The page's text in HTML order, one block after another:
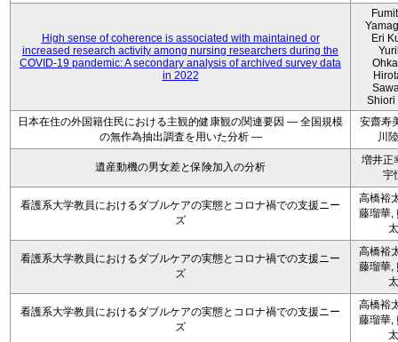
High sense of coherence is associated with maintained or
increased research activity among nursing researchers during the
COVID-19 pandemic: A secondary analysis of archived survey data
in 2022
Eri
Shiori
日本在住の外国籍住民における主観的健康観の関連要因 ― 全国規模
の無作為抽出調査を用いた分析 ―
安齋寿
川
遺産動機の男女差と保険加入の分析
増井正
宇
看護系大学教員におけるダブルケアの実態とコロナ禍での支援ニー
ズ
高橋裕
藤瑠華,
太
看護系大学教員におけるダブルケアの実態とコロナ禍での支援ニー
ズ
高橋裕
藤瑠華,
太
看護系大学教員におけるダブルケアの実態とコロナ禍での支援ニー
ズ
高橋裕
藤瑠華,
太